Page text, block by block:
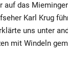
auf das
Karl Krug
uns unter
mit Windeln